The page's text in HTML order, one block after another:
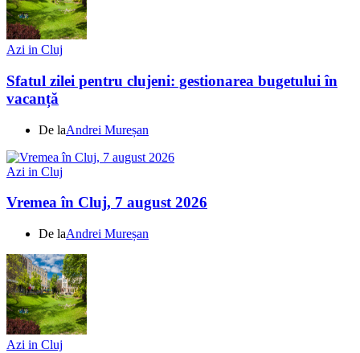
Azi in Cluj
Sfatul zilei pentru clujeni: gestionarea bugetului în
vacanță
De laAndrei Mureșan
Azi in Cluj
Vremea în Cluj, 7 august 2026
De laAndrei Mureșan
Azi in Cluj